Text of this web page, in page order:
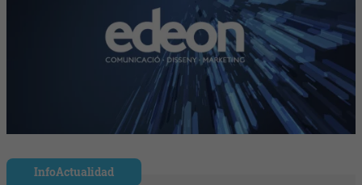
InfoActualidad